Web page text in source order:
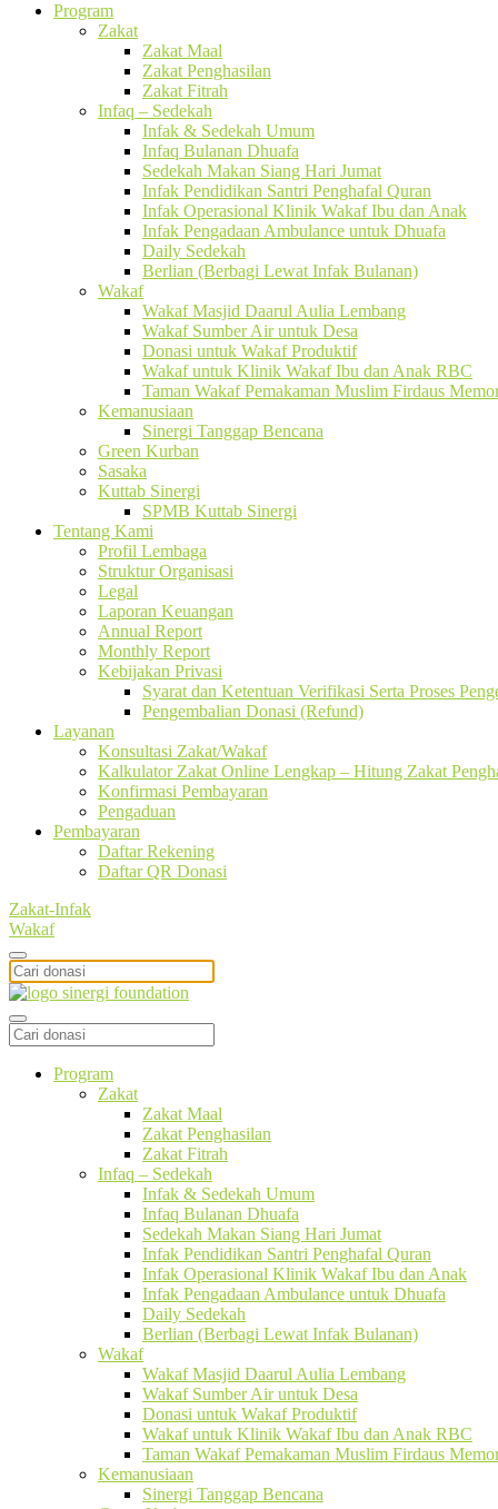
Program
Zakat
Zakat Maal
Zakat Penghasilan
Zakat Fitrah
Infaq – Sedekah
Infak & Sedekah Umum
Infaq Bulanan Dhuafa
Sedekah Makan Siang Hari Jumat
Infak Pendidikan Santri Penghafal Quran
Infak Operasional Klinik Wakaf Ibu dan Anak
Infak Pengadaan Ambulance untuk Dhuafa
Daily Sedekah
Berlian (Berbagi Lewat Infak Bulanan)
Wakaf
Wakaf Masjid Daarul Aulia Lembang
Wakaf Sumber Air untuk Desa
Donasi untuk Wakaf Produktif
Wakaf untuk Klinik Wakaf Ibu dan Anak RBC
Taman Wakaf Pemakaman Muslim Firdaus
Kemanusiaan
Sinergi Tanggap Bencana
Green Kurban
Sasaka
Kuttab Sinergi
SPMB Kuttab Sinergi
Tentang Kami
Profil Lembaga
Struktur Organisasi
Legal
Laporan Keuangan
Annual Report
Monthly Report
Kebijakan Privasi
Syarat dan Ketentuan Verifikasi Serta Proses
Pengembalian Donasi (Refund)
Layanan
Konsultasi Zakat/Wakaf
Kalkulator Zakat Online Lengkap – Hitung Zakat
Konfirmasi Pembayaran
Pengaduan
Pembayaran
Daftar Rekening
Daftar QR Donasi
Zakat-Infak
Wakaf
Program
Zakat
Zakat Maal
Zakat Penghasilan
Zakat Fitrah
Infaq – Sedekah
Infak & Sedekah Umum
Infaq Bulanan Dhuafa
Sedekah Makan Siang Hari Jumat
Infak Pendidikan Santri Penghafal Quran
Infak Operasional Klinik Wakaf Ibu dan Anak
Infak Pengadaan Ambulance untuk Dhuafa
Daily Sedekah
Berlian (Berbagi Lewat Infak Bulanan)
Wakaf
Wakaf Masjid Daarul Aulia Lembang
Wakaf Sumber Air untuk Desa
Donasi untuk Wakaf Produktif
Wakaf untuk Klinik Wakaf Ibu dan Anak RBC
Taman Wakaf Pemakaman Muslim Firdaus
Kemanusiaan
Sinergi Tanggap Bencana